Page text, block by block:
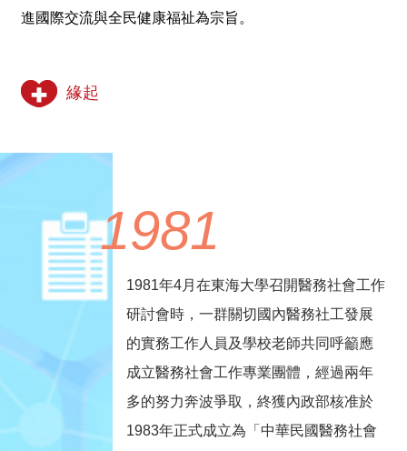
進國際交流與全民健康福祉為宗旨。
緣起
1981
1981年4月在東海大學召開醫務社會工作
研討會時，一群關切國內醫務社工發展
的實務工作人員及學校老師共同呼籲應
成立醫務社會工作專業團體，經過兩年
多的努力奔波爭取，終獲內政部核准於
1983年正式成立為「中華民國醫務社會